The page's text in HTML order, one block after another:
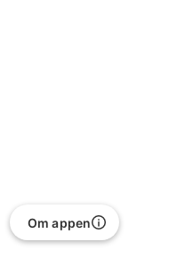
Om appen